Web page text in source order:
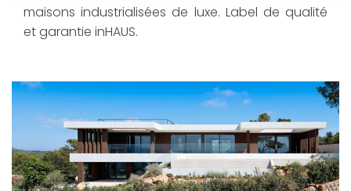
maisons industrialisées de luxe. Label de qualité
et garantie inHAUS.